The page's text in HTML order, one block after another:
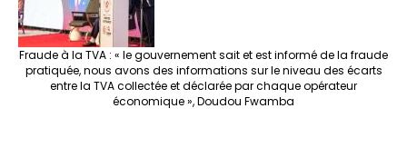
Fraude à la TVA : « le gouvernement sait et est informé de la fraude
pratiquée, nous avons des informations sur le niveau des écarts
entre la TVA collectée et déclarée par chaque opérateur
économique », Doudou Fwamba